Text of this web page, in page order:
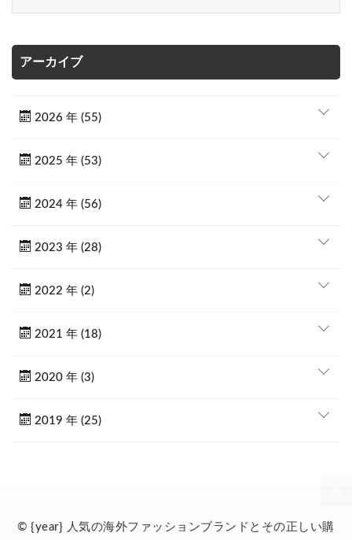
アーカイブ
2026 年 (55)
2025 年 (53)
2024 年 (56)
2023 年 (28)
2022 年 (2)
2021 年 (18)
2020 年 (3)
2019 年 (25)
© {year} 人気の海外ファッションブランドとその正しい購